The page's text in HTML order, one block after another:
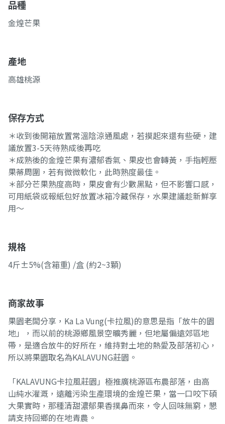
品種
金煌芒果
產地
高雄桃源
保存方式
＊收到後開箱放置常溫陰涼通風處，若摸起來還有些硬，建
議放置3-5天待熟成後再吃
＊成熟後的金煌芒果有濃郁香氣、果皮也會轉黃，手指輕壓
果蒂周圍，若有微微軟化，此時熟度最佳。
＊部分芒果熟度高時，果皮會有少數黑點，但不影響口感，
可用紙袋或報紙包好放置冰箱冷藏保存，水果建議趁新鮮享
用～
規格
4斤±5%(含箱重) /盒 (約2~3顆)
商家故事
果園老闆分享，Ka La Vung(卡拉風)的意思是指「放牛的園
地」，而以前的桃源鄉風景空曠秀麗，但地屬偏遠郊區地
帶，是適合放牛的好所在，維持對土地的熱愛及部落初心，
所以將果園取名為KALAVUNG莊園。
「KALAVUNG卡拉風莊園」極推廣桃源區布農部落，由高
山純水灌溉，遠離污染生產環境的金煌芒果，當一口咬下碩
大果實時，那種清甜濃郁果香撲鼻而來，令人回味無窮，懇
請支持回鄉的在地青農。